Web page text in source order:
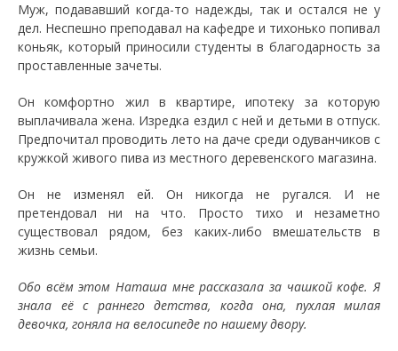
Муж, подававший когда-то надежды, так и остался не у
дел. Неспешно преподавал на кафедре и тихонько попивал
коньяк, который приносили студенты в благодарность за
проставленные зачеты.
Он комфортно жил в квартире, ипотеку за которую
выплачивала жена. Изредка ездил с ней и детьми в отпуск.
Предпочитал проводить лето на даче среди одуванчиков с
кружкой живого пива из местного деревенского магазина.
Он не изменял ей. Он никогда не ругался. И не
претендовал ни на что. Просто тихо и незаметно
существовал рядом, без каких-либо вмешательств в
жизнь семьи.
Обо всём этом Наташа мне рассказала за чашкой кофе. Я
знала её с раннего детства, когда она, пухлая милая
девочка, гоняла на велосипеде по нашему двору.